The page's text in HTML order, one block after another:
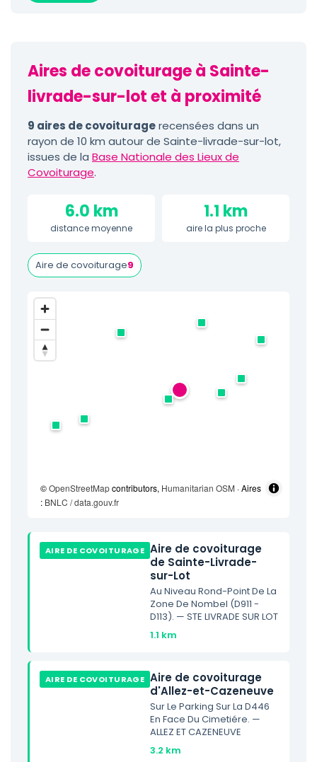
Aires de covoiturage à Sainte-
livrade-sur-lot et à proximité
9 aires de covoituragerecensées dans un
rayon de 10 km autour de Sainte-livrade-sur-lot,
issues de la Base Nationale des Lieux de
Covoiturage.
6.0 km
distance moyenne
1.1 km
aire la plus proche
Aire de covoiturage9
©OpenStreetMapcontributors, Humanitarian OSM · Aires
: BNLC / data.gouv.fr
AIRE DE COVOITURAGE Aire de covoiturage
de Sainte-Livrade-
sur-Lot
Au Niveau Rond-Point De La
Zone De Nombel (D911 -
D113). — STE LIVRADE SUR LOT
1.1 km
AIRE DE COVOITURAGE Aire de covoiturage
d'Allez-et-Cazeneuve
Sur Le Parking Sur La D446
En Face Du Cimetiére. —
ALLEZ ET CAZENEUVE
3.2 km